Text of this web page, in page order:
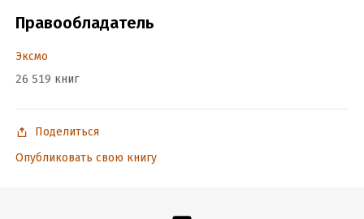
Дата поступления:3 марта 2021
Время на чтение:
Правообладатель
Эксмо
26 519 книг
Поделиться
Опубликовать свою книгу